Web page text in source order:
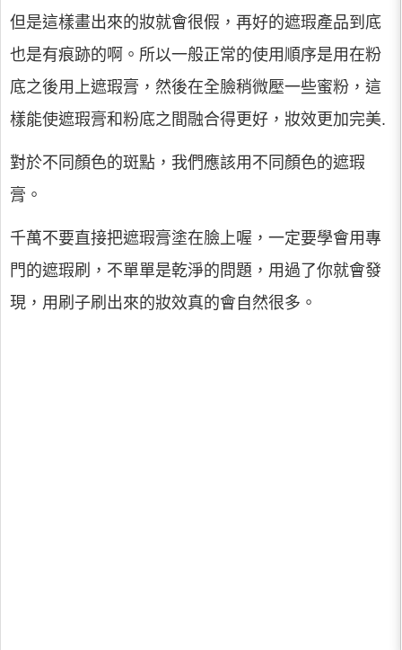
但是這樣畫出來的妝就會很假，再好的遮瑕產品到底
也是有痕跡的啊。所以一般正常的使用順序是用在粉
底之後用上遮瑕膏，然後在全臉稍微壓一些蜜粉，這
樣能使遮瑕膏和粉底之間融合得更好，妝效更加完美.
對於不同顏色的斑點，我們應該用不同顏色的遮瑕
膏。
千萬不要直接把遮瑕膏塗在臉上喔，一定要學會用專
門的遮瑕刷，不單單是乾淨的問題，用過了你就會發
現，用刷子刷出來的妝效真的會自然很多。